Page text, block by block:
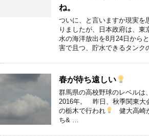
ね。
ついに、と言いますか現実を
りましたが、日本政府は、東
水の海洋放出を8月24日から
害で且つ、貯水できるタン
春が待ち遠しい
群馬県の高校野球のレベルは
2016年。 昨日、秋季関東大
の栃木で行われ
健大高崎
ち& …